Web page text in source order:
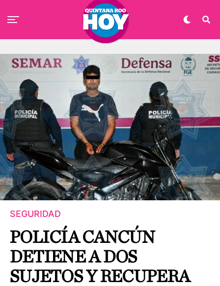
SEGURIDAD
POLICÍA CANCÚN
DETIENE A DOS
SUJETOS Y RECUPERA